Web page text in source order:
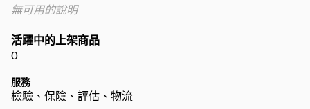
無可用的說明
活躍中的上架商品
0
服務
檢驗、保險、評估、物流